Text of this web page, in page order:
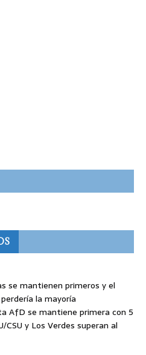
se mantienen primeros y el
la mayoría
AfD se mantiene primera con 5
y Los Verdes superan al